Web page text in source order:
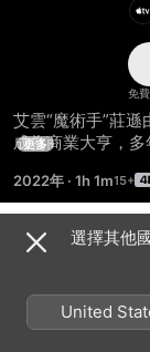
免
艾雲“魔術手”莊
成為商業大亨，
傳奇人物的一生
更多
2022年 · 1h 1m
第 1 季
選擇其他
United